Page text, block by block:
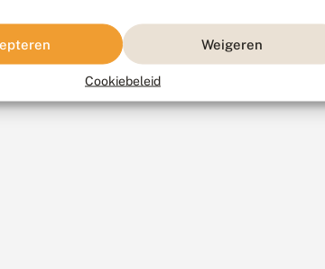
Weigeren
Cookiebeleid